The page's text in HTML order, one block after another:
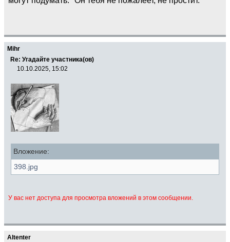
Mihr
Re: Угадайте участника(ов)
10.10.2025, 15:02
Вложение:
398.jpg
У вас нет доступа для просмотра вложений в этом сообщении.
Altenter